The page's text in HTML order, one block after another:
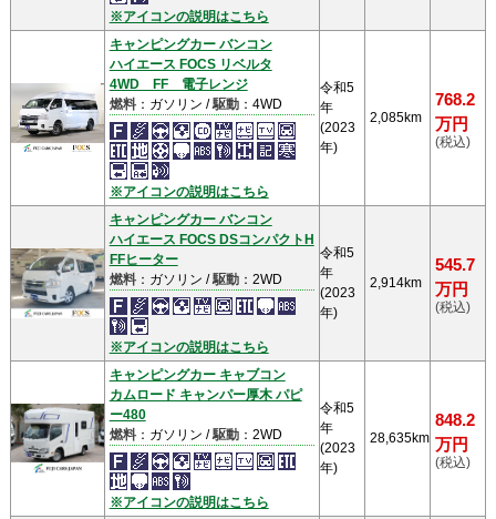
※アイコンの説明はこちら
キャンピングカー バンコン
ハイエース FOCS リベルタ
4WD FF 電子レンジ
燃料：ガソリン /駆動：4WD
※アイコンの説明はこちら
令和5
年
(2023
年)
2,085km
768.2
万円
(税込)
キャンピングカー バンコン
ハイエース FOCS DSコンパクトH
FFヒーター
燃料：ガソリン /駆動：2WD
※アイコンの説明はこちら
令和5
年
(2023
年)
2,914km
545.7
万円
(税込)
キャンピングカー キャブコン
カムロード キャンパー厚木 パピ
ー480
燃料：ガソリン /駆動：2WD
※アイコンの説明はこちら
令和5
年
(2023
年)
28,635km
848.2
万円
(税込)